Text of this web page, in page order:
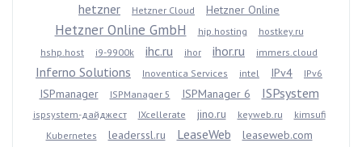
hetzner Hetzner Cloud Hetzner Online
Hetzner Online GmbH hip.hosting
hostkey.ru
hshp.host
i9-9900k ihc.ru ihor ihor.ru immers.cloud
Inferno Solutions Inoventica Services intel IPv4 IPv6
ISPmanager ISPManager 5 ISPManager 6 ISPsystem
ispsystem-дайджест IXcellerate jino.ru keyweb.ru
kimsufi
Kubernetes
leaderssl.ru LeaseWeb
leaseweb.com